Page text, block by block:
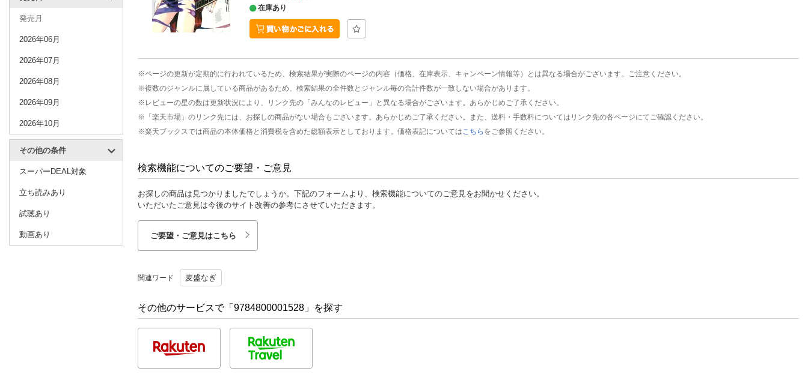
発売月
2026年06月
2026年07月
2026年08月
2026年09月
2026年10月
その他の条件
スーパーDEAL対象
立ち読みあり
試聴あり
動画あり
在庫あり
※ページの更新が定期的に行われているため、検索結果が実際のページの内容（価格、在庫表示、キャンペーン情報等）とは異なる場合がございます。ご注意ください。
※複数のジャンルに属している商品があるため、検索結果の全件数とジャンル毎の合計件数が一致しない場合があります。
※レビューの星の数は更新状況により、リンク先の「みんなのレビュー」と異なる場合がございます。あらかじめご了承ください。
※「楽天市場」のリンク先には、お探しの商品がない場合もございます。あらかじめご了承ください。また、送料・手数料についてはリンク先の各ページにてご確認ください。
※楽天ブックスでは商品の本体価格と消費税を含めた総額表示としております。価格表記については こちら をご参照ください。
検索機能についてのご要望・ご意見
お探しの商品は見つかりましたでしょうか。下記のフォームより、検索機能についてのご意見をお聞かせください。
いただいたご意見は今後のサイト改善の参考にさせていただきます。
ご要望・ご意見はこちら
関連ワード 麦盛なぎ
その他のサービスで「9784800001528」を探す